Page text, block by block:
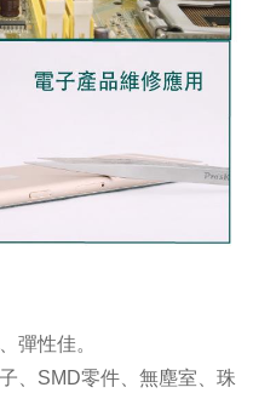
彈性佳。
、SMD零件、無塵室、珠